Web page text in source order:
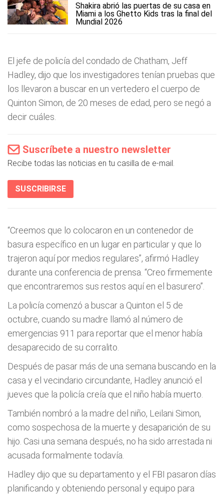
Shakira abrió las puertas de su casa en
Miami a los Ghetto Kids tras la final del
Mundial 2026
El jefe de policía del condado de Chatham, Jeff
Hadley, dijo que los investigadores tenían pruebas que
los llevaron a buscar en un vertedero el cuerpo de
Quinton Simon, de 20 meses de edad, pero se negó a
decir cuáles.
Suscríbete a nuestro newsletter
Recibe todas las noticias en tu casilla de e-mail.
SUSCRIBIRSE
“Creemos que lo colocaron en un contenedor de
basura específico en un lugar en particular y que lo
trajeron aquí por medios regulares”, afirmó Hadley
durante una conferencia de prensa. “Creo firmemente
que encontraremos sus restos aquí en el basurero”.
La policía comenzó a buscar a Quinton el 5 de
octubre, cuando su madre llamó al número de
emergencias 911 para reportar que el menor había
desaparecido de su corralito.
Después de pasar más de una semana buscando en la
casa y el vecindario circundante, Hadley anunció el
jueves que la policía creía que el niño había muerto.
También nombró a la madre del niño, Leilani Simon,
como sospechosa de la muerte y desaparición de su
hijo. Casi una semana después, no ha sido arrestada ni
acusada formalmente todavía.
Hadley dijo que su departamento y el FBI pasaron días
planificando y obteniendo personal y equipo para